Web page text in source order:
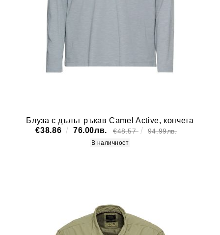
Блуза с дълъг ръкав Camel Active, копчета
€38.86
76.00лв. €48.57 94.99лв.
В наличност